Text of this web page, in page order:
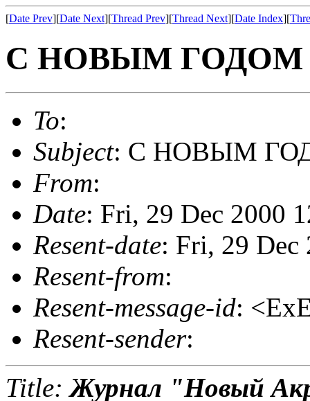
[Date Prev][Date Next][Thread Prev][Thread Next][Date Index][
С НОВЫМ ГОДОМ
To:
Subject: С НОВЫМ
From:
Date: Fri, 29 Dec 2000
Resent-date: Fri, 29 Dec
Resent-from:
Resent-message-id:
Resent-sender:
Title:Журнал "Новый